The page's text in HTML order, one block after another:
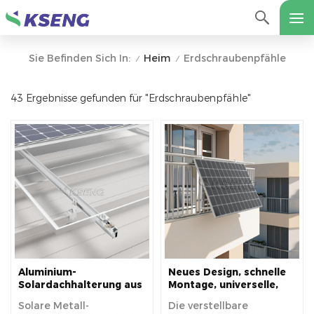
Sie Befinden Sich In: / Heim / Erdschraubenpfähle
43 Ergebnisse gefunden für "Erdschraubenpfähle"
Aluminium-
Solardachhalterung aus
Langlebigkeit und
Solare Metall-
Neues Design, schnelle
Montage, universelle,
Balkon-Solarpanel-
Die verstellbare